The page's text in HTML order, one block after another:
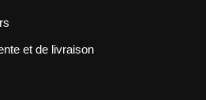
et de livraison